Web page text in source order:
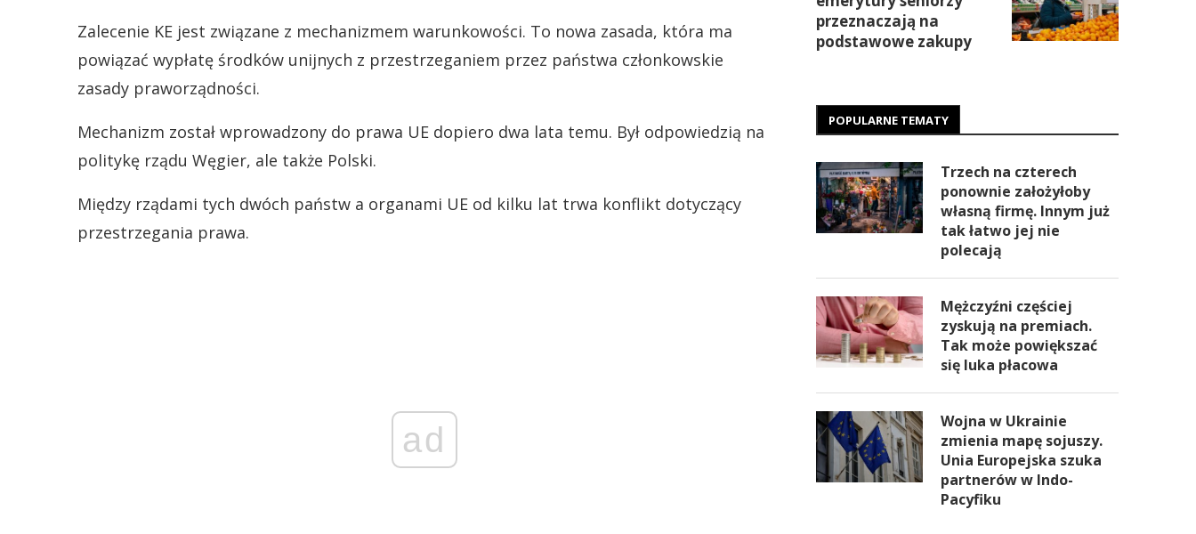
Zalecenie KE jest związane z mechanizmem warunkowości. To nowa zasada, która ma
powiązać wypłatę środków unijnych z przestrzeganiem przez państwa członkowskie
zasady praworządności.
Mechanizm został wprowadzony do prawa UE dopiero dwa lata temu. Był odpowiedzią na
politykę rządu Węgier, ale także Polski.
Między rządami tych dwóch państw a organami UE od kilku lat trwa konflikt dotyczący
przestrzegania prawa.
ad
przeznaczają na
podstawowe zakupy
POPULARNE TEMATY
Trzech na czterech
ponownie założyłoby
własną firmę. Innym już
tak łatwo jej nie
polecają
Mężczyźni częściej
zyskują na premiach.
Tak może powiększać
się luka płacowa
Wojna w Ukrainie
zmienia mapę sojuszy.
Unia Europejska szuka
partnerów w Indo-
Pacyfiku